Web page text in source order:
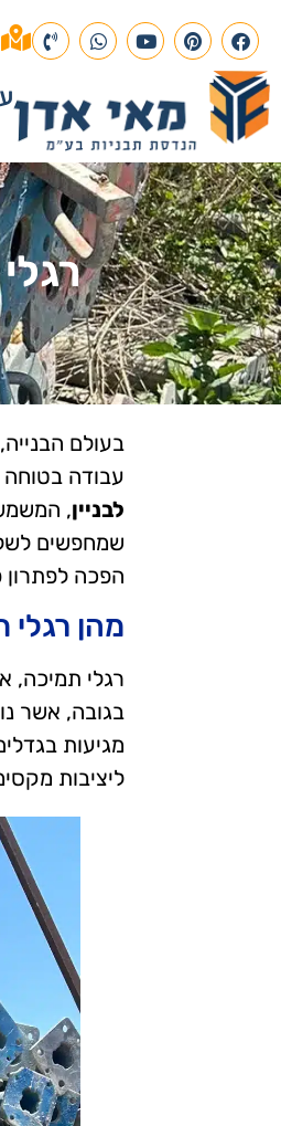
רגלי תמיכה
בעולם
עבודה בטוחה
לבניין,
שמחפשים
הפכה לפתרון
מהן רגלי
רגלי תמיכה,
בגובה, אשר
מגיעות
ליציבות